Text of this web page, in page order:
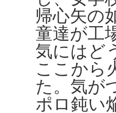
帰心矢の
童達が工
気にはど
ここから
た。気が
ポロ鈍い